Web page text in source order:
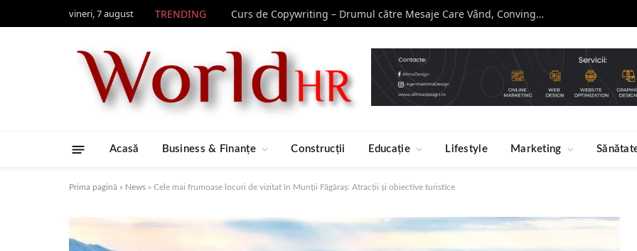
vineri, 7 august TRENDING Curs de Copywriting – Drumul către Mesaje Care Vând, Conving și Construiesc Branduri Puternice
Acasă Business & Finanțe Construcții Educație Lifestyle Marketing
Prima pagină » News » Cele mai frumoase locuri de vizitat în Munții Făgăraș: Atracții și obiective turistice